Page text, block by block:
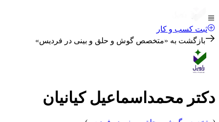
ثبت کسب و کار
بازگشت به «متخصص گوش و حلق و بینی در فردیس»
دکتر محمداسماعیل کیانیان